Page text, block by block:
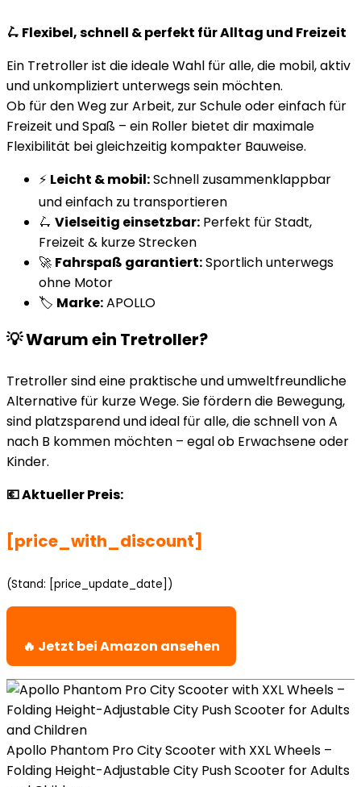
🛴 Flexibel, schnell & perfekt für Alltag und Freizeit
Ein Tretroller ist die ideale Wahl für alle, die mobil, aktiv
und unkompliziert unterwegs sein möchten.
Ob für den Weg zur Arbeit, zur Schule oder einfach für
Freizeit und Spaß – ein Roller bietet dir maximale
Flexibilität bei gleichzeitig kompakter Bauweise.
⚡ Leicht & mobil:Schnell zusammenklappbar
und einfach zu transportieren
🛴 Vielseitig einsetzbar: Perfekt für Stadt,
Freizeit & kurze Strecken
🚀 Fahrspaß garantiert:Sportlich unterwegs
ohne Motor
🏷️ Marke:APOLLO
💡 Warum ein Tretroller?
Tretroller sind eine praktische und umweltfreundliche
Alternative für kurze Wege. Sie fördern die Bewegung,
sind platzsparend und ideal für alle, die schnell von A
nach B kommen möchten – egal ob Erwachsene oder
Kinder.
💶 Aktueller Preis:
[price_with_discount]
(Stand: [price_update_date])
🔥 Jetzt bei Amazon ansehen
Apollo Phantom Pro City Scooter with XXL Wheels –
Folding Height-Adjustable City Push Scooter for Adults